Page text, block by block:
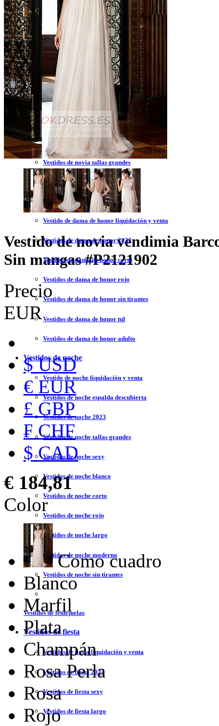
Vestidos de novia 2023
Vestidos de novia sin tirantes
Vestidos de novia encaje
Vestidos de novia corte princesa
Vestidos de novia sencillo
Vestidos de novia corte sirena
Vestidos de novia corto
Vestidos de novia espalda descubierta
Vestidos de novia tallas grandes
Vestidos de novia blanco
Vestidos de dama de honor
Vestido de dama de honor liquidación y venta
Vestidos de dama de honor 2023
Vestidos de dama de honor corto
Vestidos de dama de honor rojo
Vestidos de dama de honor sin tirantes
Vestidos de dama de honor tul
Vestidos de dama de honor adulto
Vestidos de noche
Vestido de noche liquidación y venta
Vestidos de noche espalda descubierta
Vestidos de noche 2023
Vestidos de noche tallas grandes
Vestidos de noche sexy
Vestidos de noche blanco
Vestidos de noche corto
Vestidos de noche rojo
Vestidos de noche largo
Vestidos de noche moderno
Vestidos de noche sin tirantes
Vestidos de lentejuelas
Vestidos de fiesta
Vestidos de fiesta liquidación y venta
Vestidos de fiesta 2023
Vestidos de fiesta sexy
Vestidos de fiesta largo
Vestido de novia vendimia
Sin mangas#P2121902
Precio
EUR
$ USD
€ EUR
£ GBP
₣ CHF
$ CAD
€ 184,81
Color
Como cuadro
Blanco
Marfil
Plata
Champán
Rosa Perla
Rosa
Rojo